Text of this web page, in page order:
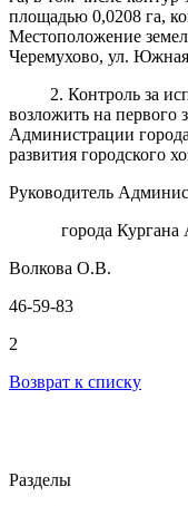
площадью 0,0208 га,
Местоположение
Черемухово, ул.
2. Контроль за
возложить на первого
Администрации
развития городского
Руководитель
города
Волкова О.В.
46-59-83
2
Возврат к списку
Разделы